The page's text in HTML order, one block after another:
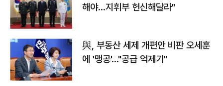
해야…지휘부 헌신해달라"
與, 부동산 세제 개편안 비판 오세훈
에 '맹공'…"공급 억제기"